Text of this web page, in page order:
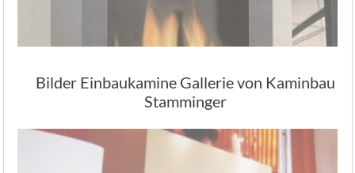
Bilder Einbaukamine Gallerie von Kaminbau
Stamminger